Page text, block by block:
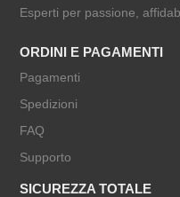
Esperti per passione,
ORDINI E PAGAMENTI
Pagamenti
Spedizioni
FAQ
Supporto
SICUREZZA TOTALE